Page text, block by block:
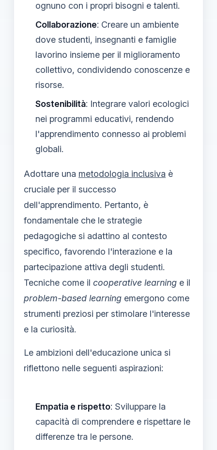
ognuno con i propri bisogni e talenti.
Collaborazione: Creare un ambiente
dove studenti, insegnanti e famiglie
lavorino insieme per il miglioramento
collettivo, condividendo conoscenze e
risorse.
Sostenibilità: Integrare valori ecologici
nei programmi educativi, rendendo
l'apprendimento connesso ai problemi
globali.
Adottare una metodologia inclusiva è
cruciale per il successo
dell'apprendimento. Pertanto, è
fondamentale che le strategie
pedagogiche si adattino al contesto
specifico, favorendo l'interazione e la
partecipazione attiva degli studenti.
Tecniche come il cooperative learning e il
problem-based learning emergono come
strumenti preziosi per stimolare l'interesse
e la curiosità.
Le ambizioni dell'educazione unica si
riflettono nelle seguenti aspirazioni:
Empatia e rispetto: Sviluppare la
capacità di comprendere e rispettare le
differenze tra le persone.